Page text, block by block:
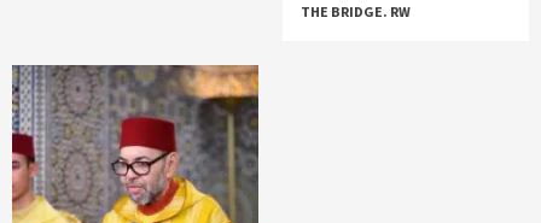
THE BRIDGE. RW